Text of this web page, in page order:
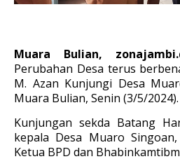
Muara Bulian,
Perubahan Desa terus
M. Azan Kunjungi Desa
Muara Bulian, Senin (3/5/2024).
Kunjungan sekda Batang
kepala Desa Muaro
Ketua BPD dan